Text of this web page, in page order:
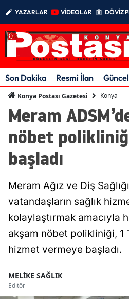
YAZARLAR VİDEOLAR DÖVİZ
Son Dakika Resmi İlan Güncel
Konya Postası Gazetesi Konya
Meram
nöbet
başladı
Meram Ağız ve Diş
vatandaşların sağlık
kolaylaştırmak amacıyla
akşam nöbet polikliniği, 1
hizmet vermeye başladı.
MELİKE SAĞLIK
Editör